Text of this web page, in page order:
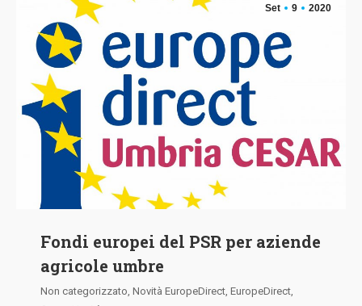
Set 9 2020
Fondi europei del PSR per aziende
agricole umbre
Non categorizzato, Novità EuropeDirect, EuropeDirect,